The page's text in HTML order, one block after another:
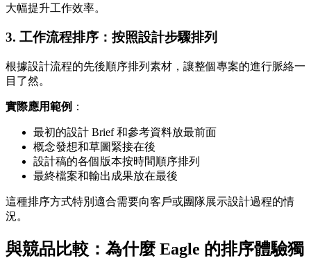
大幅提升工作效率。
3. 工作流程排序：按照設計步驟排列
根據設計流程的先後順序排列素材，讓整個專案的進行脈絡一
目了然。
實際應用範例 ：
最初的設計 Brief 和參考資料放最前面
概念發想和草圖緊接在後
設計稿的各個版本按時間順序排列
最終檔案和輸出成果放在最後
這種排序方式特別適合需要向客戶或團隊展示設計過程的情
況。
與競品比較：為什麼 Eagle 的排序體驗獨